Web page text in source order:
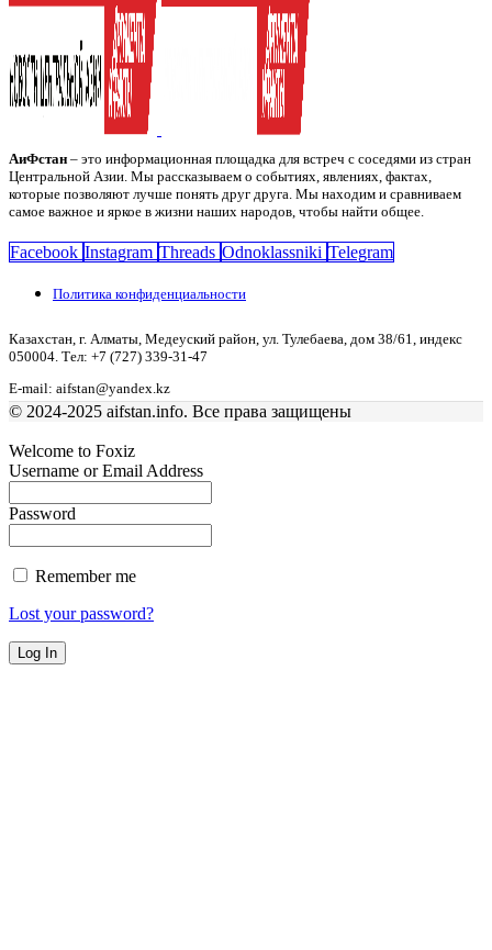
АиФстан – это информационная площадка для встреч с соседями из стран
Центральной Азии. Мы рассказываем о событиях, явлениях, фактах,
которые позволяют лучше понять друг друга. Мы находим и сравниваем
самое важное и яркое в жизни наших народов, чтобы найти общее.
Facebook Instagram Threads Odnoklassniki Telegram
Политика конфиденциальности
Казахстан, г. Алматы, Медеуский район, ул. Тулебаева, дом 38/61, индекс
050004. Тел: +7 (727) 339-31-47
E-mail: aifstan@yandex.kz
© 2024-2025 aifstan.info. Все права защищены
Welcome to Foxiz
Username or Email Address
Password
Remember me
Lost your password?